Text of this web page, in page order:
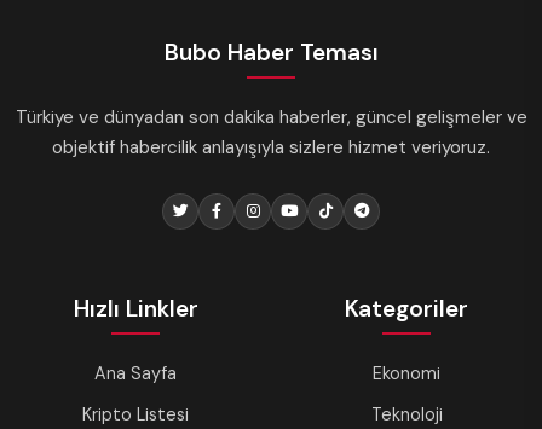
Bubo Haber Teması
Türkiye ve dünyadan son dakika haberler, güncel gelişmeler ve
objektif habercilik anlayışıyla sizlere hizmet veriyoruz.
Hızlı Linkler
Ana Sayfa
Kripto Listesi
Kategoriler
Ekonomi
Teknoloji